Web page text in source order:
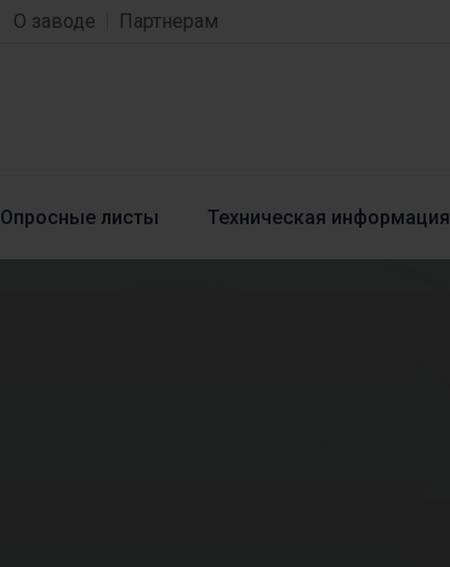
О заводе Партнерам
Опросные листы Техническая информация